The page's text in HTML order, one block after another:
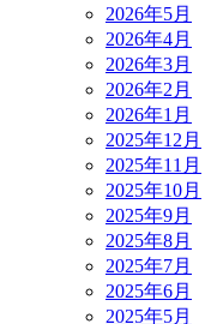
2026年5月
2026年4月
2026年3月
2026年2月
2026年1月
2025年12月
2025年11月
2025年10月
2025年9月
2025年8月
2025年7月
2025年6月
2025年5月